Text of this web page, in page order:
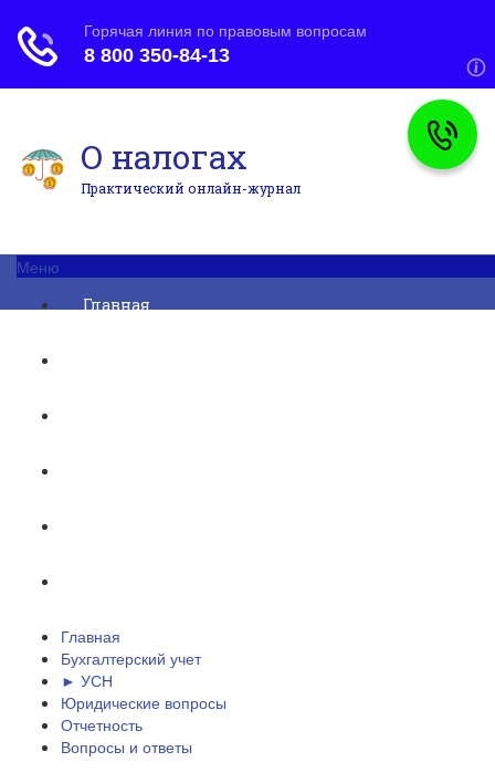
О налогах
Практический онлайн-журнал
Меню
Главная
Главная
Бухгалтерский учет
► УСН
Юридические вопросы
Отчетность
Вопросы и ответы